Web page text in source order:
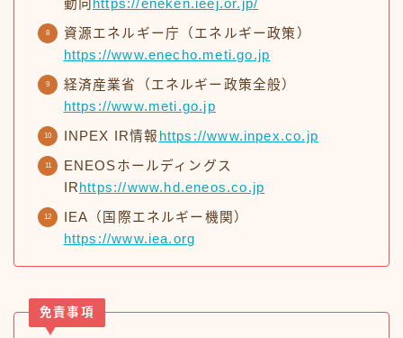
動向 https://eneken.ieej.or.jp/
資源エネルギー庁（エネルギー政策）
https://www.enecho.meti.go.jp
経済産業省（エネルギー政策全般）
https://www.meti.go.jp
INPEX IR情報 https://www.inpex.co.jp
ENEOSホールディングス
IR https://www.hd.eneos.co.jp
IEA（国際エネルギー機関）
https://www.iea.org
免責事項